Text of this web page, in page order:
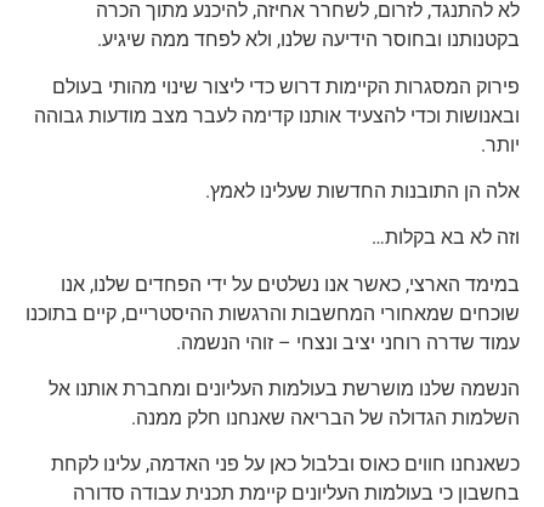
לא להתנגד, לזרום, לשחרר אחיזה, להיכנע מתוך הכרה
בקטנותנו ובחוסר הידיעה שלנו, ולא לפחד ממה שיגיע.
פירוק המסגרות הקיימות דרוש כדי ליצור שינוי מהותי בעולם
ובאנושות וכדי להצעיד אותנו קדימה לעבר מצב מודעות גבוהה
יותר.
אלה הן התובנות החדשות שעלינו לאמץ.
וזה לא בא בקלות…
במימד הארצי, כאשר אנו נשלטים על ידי הפחדים שלנו, אנו
שוכחים שמאחורי המחשבות והרגשות ההיסטריים, קיים בתוכנו
עמוד שדרה רוחני יציב ונצחי – זוהי הנשמה.
הנשמה שלנו מושרשת בעולמות העליונים ומחברת אותנו אל
השלמות הגדולה של הבריאה שאנחנו חלק ממנה.
כשאנחנו חווים כאוס ובלבול כאן על פני האדמה, עלינו לקחת
בחשבון כי בעולמות העליונים קיימת תכנית עבודה סדורה